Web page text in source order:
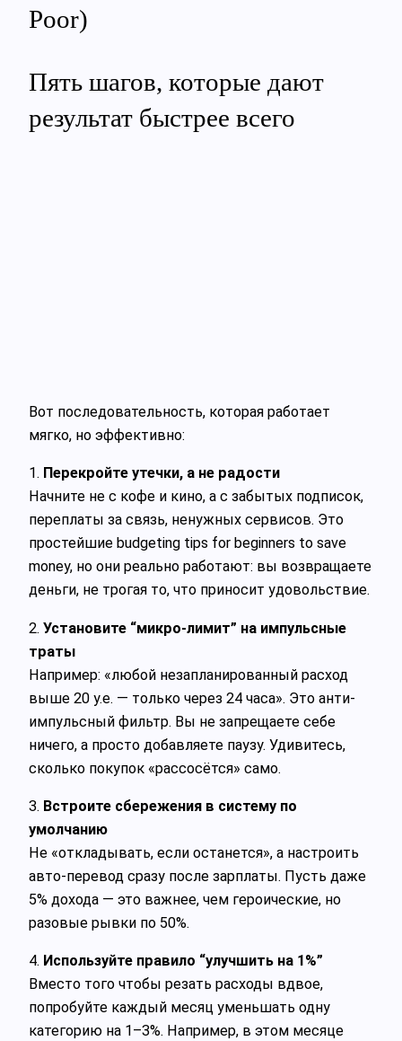
Poor)
Пять шагов, которые дают
результат быстрее всего
Вот последовательность, которая работает
мягко, но эффективно:
1. Перекройте утечки, а не радости
Начните не с кофе и кино, а с забытых подписок,
переплаты за связь, ненужных сервисов. Это
простейшие budgeting tips for beginners to save
money, но они реально работают: вы возвращаете
деньги, не трогая то, что приносит удовольствие.
2. Установите “микро-лимит” на импульсные
траты
Например: «любой незапланированный расход
выше 20 у.е. — только через 24 часа». Это анти-
импульсный фильтр. Вы не запрещаете себе
ничего, а просто добавляете паузу. Удивитесь,
сколько покупок «рассосётся» само.
3. Встроите сбережения в систему по
умолчанию
Не «откладывать, если останется», а настроить
авто-перевод сразу после зарплаты. Пусть даже
5% дохода — это важнее, чем героические, но
разовые рывки по 50%.
4. Используйте правило “улучшить на 1%”
Вместо того чтобы резать расходы вдвое,
попробуйте каждый месяц уменьшать одну
категорию на 1–3%. Например, в этом месяце